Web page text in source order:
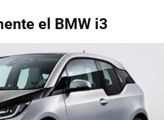
el BMW i3